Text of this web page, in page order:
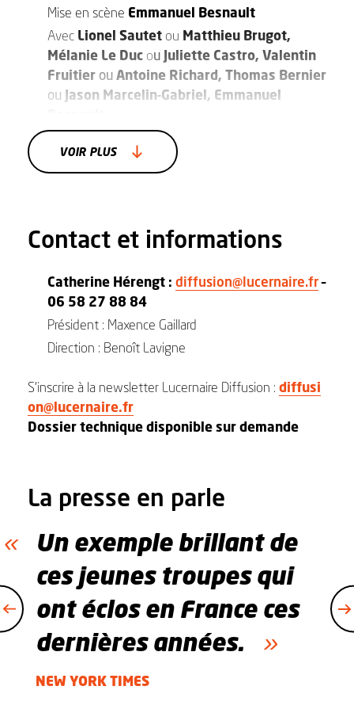
Mise en scène Emmanuel Besnault
Avec Lionel Sautet ou Matthieu Brugot,
Mélanie Le Duc ou Juliette Castro, Valentin
Fruitier ouAntoine Richard, Thomas Bernier
ou Jason Marcelin-Gabriel, Emmanuel
Lumières
Cyril Manetta
Scénographie
Emmanuel Besnault
VOIR PLUS
Contact et informations
Catherine Hérengt : diffusion@lucernaire.fr–
06 58 27 88 84
Président : Maxence Gaillard
Direction : Benoît Lavigne
S’inscrire à la newsletter Lucernaire Diffusion : diffusi
on@lucernaire.fr
Dossier technique disponible sur demande
La presse en parle
Un exemple brillant de
ces jeunes troupes qui
ont éclos en France ces
dernières années.
NEW YORK TIMES